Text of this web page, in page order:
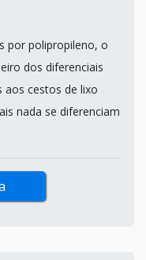
por polipropileno, o
dos diferenciais
aos cestos de lixo
nada se diferenciam